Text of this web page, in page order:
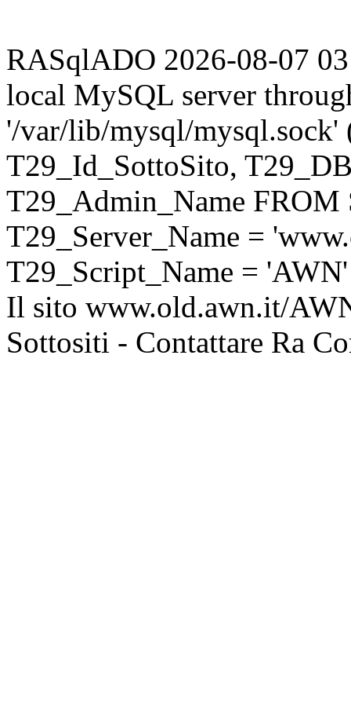
RASqlADO 2026-08-07
local MySQL server
'/var/lib/mysql/mysql.sock'
T29_Id_SottoSito,
T29_Admin_Name
T29_Server_Name =
T29_Script_Name = 'AWN'
Il sito www.old.awn.it/
Sottositi - Contattare Ra